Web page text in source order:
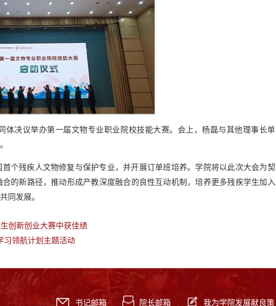
体决议举办第一届文物专业职业院校技能大赛。会上，杨磊与其他理事长单
个残疾人文物修复与保护专业，并开展订单班培养。学院将以此次大会为契
的新路径，推动形成产教深度融合的良性互动机制，培养更多残疾学生加入
同发展。
创新创业大赛中获佳绩
习领航计划主题活动
书记邮箱 院长邮箱 我为学院发展献良策